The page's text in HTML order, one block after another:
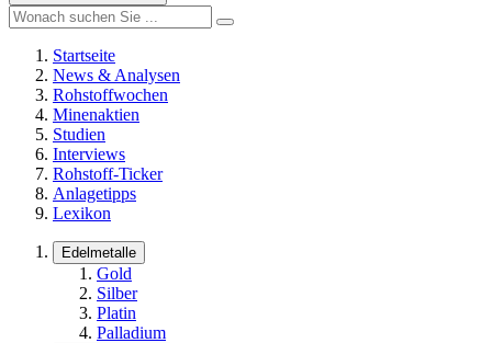
Startseite
News & Analysen
Rohstoffwochen
Minenaktien
Studien
Interviews
Rohstoff-Ticker
Anlagetipps
Lexikon
Edelmetalle
Gold
Silber
Platin
Palladium